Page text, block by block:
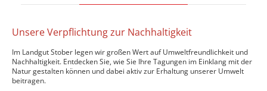
Unsere Verpflichtung zur Nachhaltigkeit
Im Landgut Stober legen wir großen Wert auf Umweltfreundlichkeit und
Nachhaltigkeit. Entdecken Sie, wie Sie Ihre Tagungen im Einklang mit der
Natur gestalten können und dabei aktiv zur Erhaltung unserer Umwelt
beitragen.